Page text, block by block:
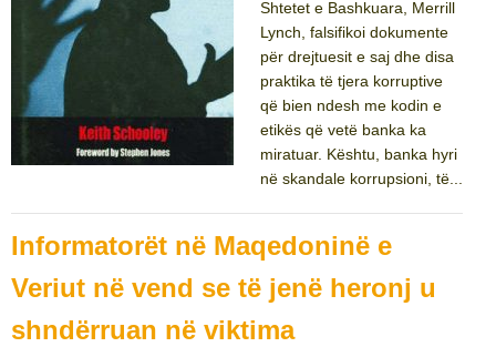
Shtetet e Bashkuara, Merrill
Lynch, falsifikoi dokumente
për drejtuesit e saj dhe disa
praktika të tjera korruptive
që bien ndesh me kodin e
etikës që vetë banka ka
miratuar. Kështu, banka hyri
në skandale korrupsioni, të...
Informatorët në Maqedoninë e
Veriut në vend se të jenë heronj u
shndërruan në viktima